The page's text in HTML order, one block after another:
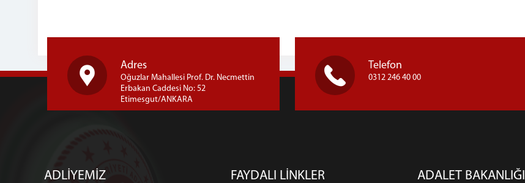
Adres
Oğuzlar Mahallesi Prof. Dr. Necmettin
Erbakan Caddesi No: 52
Etimesgut/ANKARA
Telefon
0312 246 40 00
ADLİYEMİZ FAYDALI LİNKLER ADALET BAKANLIĞI